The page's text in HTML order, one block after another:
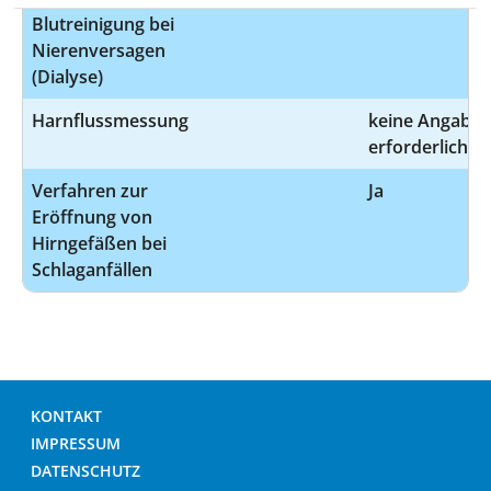
Blutreinigung bei
Nierenversagen
(Dialyse)
Harnflussmessung
keine Angabe
erforderlich
Verfahren zur
Eröffnung von
Hirngefäßen bei
Schlaganfällen
Ja
KONTAKT
IMPRESSUM
DATENSCHUTZ